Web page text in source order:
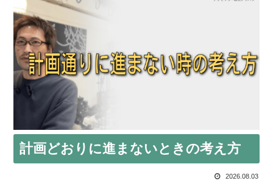
計画どおりに進まないときの考え方
2026.08.03